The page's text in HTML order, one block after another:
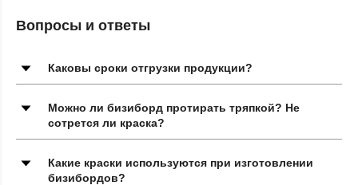
Вопросы и ответы
Каковы сроки отгрузки продукции?
Можно ли бизиборд протирать тряпкой? Не
сотрется ли краска?
Какие краски используются при изготовлении
бизибордов?